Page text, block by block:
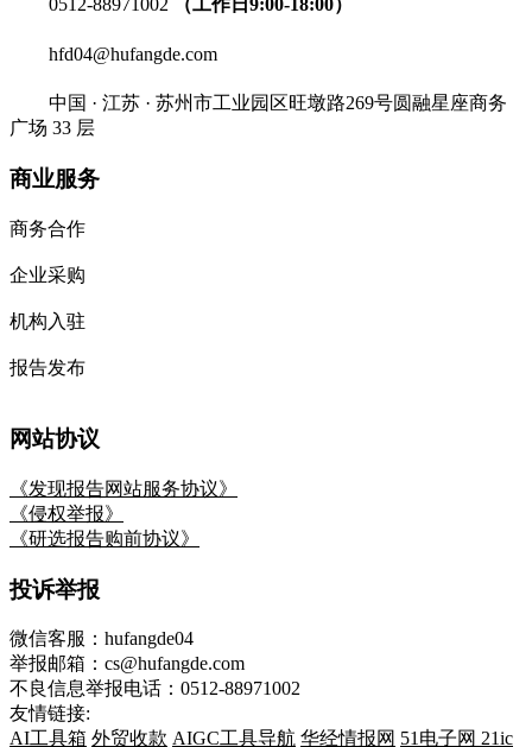
0512-88971002 （工作日9:00-18:00）
hfd04@hufangde.com
中国 · 江苏 · 苏州市工业园区旺墩路269号圆融星座商务
广场 33 层
商业服务
商务合作
企业采购
机构入驻
报告发布
网站协议
《发现报告网站服务协议》
《侵权举报》
《研选报告购前协议》
投诉举报
微信客服：hufangde04
举报邮箱：cs@hufangde.com
不良信息举报电话：0512-88971002
友情链接:
AI工具箱 外贸收款 AIGC工具导航 华经情报网 51电子网 21ic